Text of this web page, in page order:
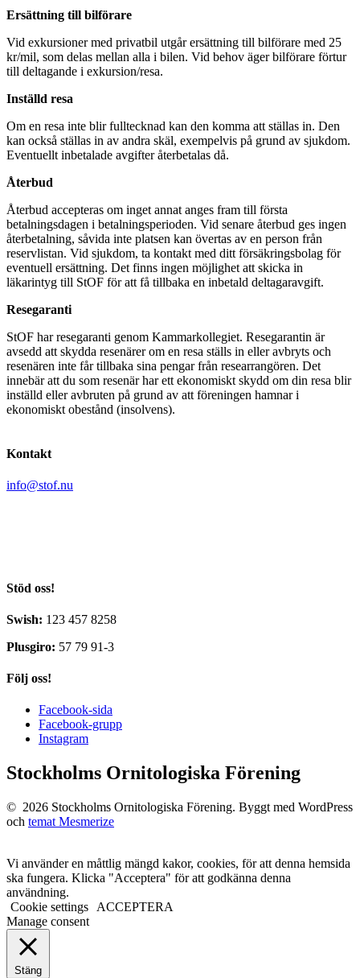
Ersättning till bilförare
Vid exkursioner med privatbil utgår ersättning till bilförare med 25
kr/mil, som delas mellan alla i bilen. Vid behov äger bilförare förtur
till deltagande i exkursion/resa.
Inställd resa
Om en resa inte blir fulltecknad kan den komma att ställas in. Den
kan också ställas in av andra skäl, exempelvis på grund av sjukdom.
Eventuellt inbetalade avgifter återbetalas då.
Återbud
Återbud accepteras om inget annat anges fram till första
betalningsdagen i betalningsperioden. Vid senare återbud ges ingen
återbetalning, såvida inte platsen kan övertas av en person från
reservlistan. Vid sjukdom, ta kontakt med ditt försäkringsbolag för
eventuell ersättning. Det finns ingen möjlighet att skicka in
läkarintyg till StOF för att få tillbaka en inbetald deltagaravgift.
Resegaranti
StOF har resegaranti genom Kammarkollegiet. Resegarantin är
avsedd att skydda resenärer om en resa ställs in eller avbryts och
resenären inte får tillbaka sina pengar från researrangören. Det
innebär att du som resenär har ett ekonomiskt skydd om din resa blir
inställd eller avbruten på grund av att föreningen hamnar i
ekonomiskt obestånd (insolvens).
Kontakt
info@stof.nu
Stöd oss!
Swish: 123 457 8258
Plusgiro: 57 79 91-3
Följ oss!
Facebook-sida
Facebook-grupp
Instagram
Stockholms Ornitologiska Förening
© 2026 Stockholms Ornitologiska Förening. Byggt med WordPress
och temat Mesmerize
Vi använder en måttlig mängd kakor, cookies, för att denna hemsida
ska fungera. Klicka "Acceptera" för att godkänna denna
användning.
Cookie settings
ACCEPTERA
Manage consent
Stäng